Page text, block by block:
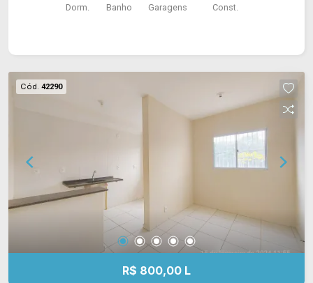
Dorm. Banho Garagens Const.
Cód. 42290
R$ 800,00 L